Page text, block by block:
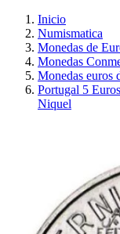
Inicio
Numismatica
Monedas de
Monedas
Monedas euros
Portugal 5
Niquel